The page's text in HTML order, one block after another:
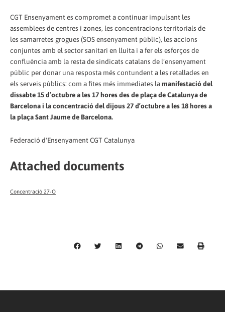
CGT Ensenyament es compromet a continuar impulsant les
assemblees de centres i zones, les concentracions territorials de
les samarretes grogues (SOS ensenyament públic), les accions
conjuntes amb el sector sanitari en lluita i a fer els esforços de
confluència amb la resta de sindicats catalans de l’ensenyament
públic per donar una resposta més contundent a les retallades en
els serveis públics: com a fites més immediates lamanifestació del
dissabte 15 d’octubre a les 17 hores des de plaça de Catalunya de
Barcelona i la concentració del dijous 27 d’octubre a les 18 hores a
la plaça Sant Jaume de Barcelona.
Federació d'Ensenyament CGT Catalunya
Attached documents
Concentració 27-O